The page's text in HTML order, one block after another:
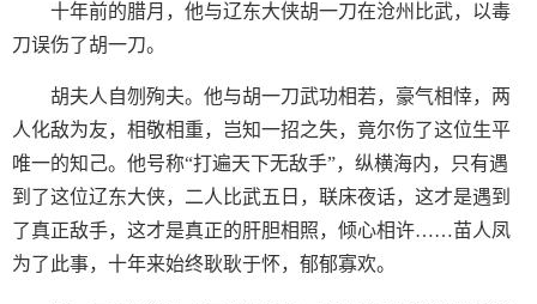
十年前的腊月，他与辽东大侠胡一刀在沧州比武，以毒
刀误伤了胡一刀。
胡夫人自刎殉夫。他与胡一刀武功相若，豪气相悻，两
人化敌为友，相敬相重，岂知一招之失，竟尔伤了这位生平
唯一的知己。他号称“打遍天下无敌手”，纵横海内，只有遇
到了这位辽东大侠，二人比武五日，联床夜话，这才是遇到
了真正敌手，这才是真正的肝胆相照，倾心相许……苗人凤
为了此事，十年来始终耿耿于怀，郁郁寡欢。